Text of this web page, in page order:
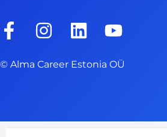
F
c
o
I
s
g
L
n
d
Y
u
b
© Alma Career Estonia OÜ